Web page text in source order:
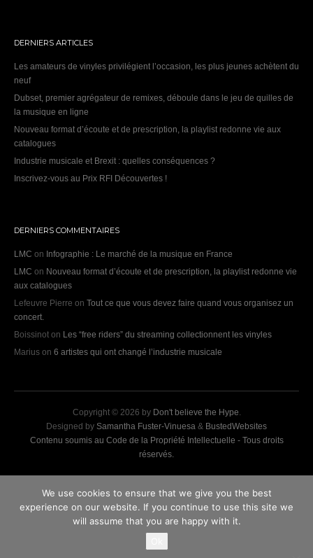
DERNIERS ARTICLES
Les amateurs de vinyles privilégient l’occasion, les plus jeunes achètent du
neuf
Dubset, premier agrégateur de remixes, déboule dans le jeu de quilles de
la musique en ligne
Nouveau format d’écoute et de prescription, la playlist redonne vie aux
catalogues
Industrie musicale et Brexit : quelles conséquences ?
Inscrivez-vous au Prix RFI Découvertes !
DERNIERS COMMENTAIRES
LMC on Infographie : Le marché de la musique en France
LMC on Nouveau format d’écoute et de prescription, la playlist redonne vie
aux catalogues
Lefeuvre Pierre on Tout ce que vous devez faire quand vous organisez un
concert.
Boissinot on Les “free riders” du streaming collectionnent les vinyles
Marius on 6 artistes qui ont changé l’industrie musicale
Copyright © 2026 by Don't believe the Hype
Designed by Samantha Fuster-Vinuesa & BustedWebsites
Contenu soumis au Code de la Propriété Intellectuelle - Tous droits
réservés.
We use cookies to ensure that we give you the best
experience on our website. If you continue to use this site we
will assume that you are happy with it.